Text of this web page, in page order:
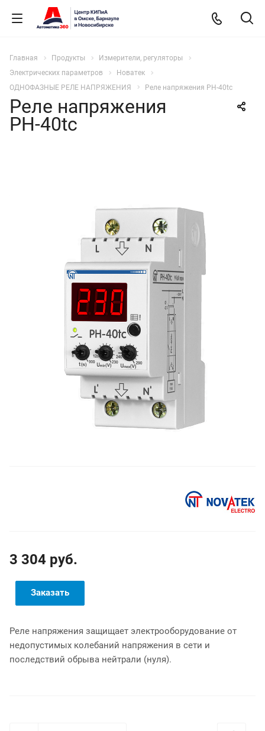
Главная Продукты
Измерители, регуляторы
Электрических параметров
Новатек
ОДНОФАЗНЫЕ РЕЛЕ НАПРЯЖЕНИЯ
Реле напряжения РН-40tc
Реле напряжения
РН-40tc
3 304 руб.
Заказать
Реле напряжения защищает электрооборудование от
недопустимых колебаний напряжения в сети и
последствий обрыва нейтрали (нуля).